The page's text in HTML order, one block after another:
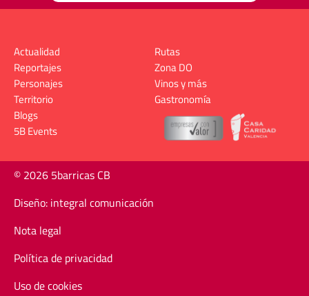
Actualidad
Reportajes
Personajes
Territorio
Rutas
Zona DO
Vinos y más
Gastronomía
Blogs
5B Events
© 2026 5barricas CB
Diseño: integral comunicación
Nota legal
Política de privacidad
Uso de cookies